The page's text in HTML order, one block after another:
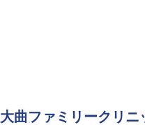
大曲ファミリークリニ